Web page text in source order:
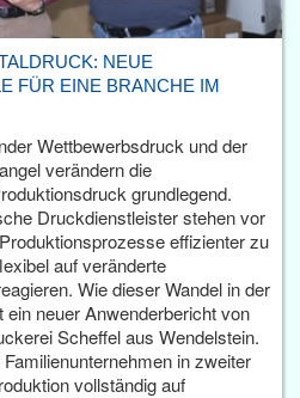
NEUE
FÜR EINE BRANCHE IM
Wettbewerbsdruck und der
verändern die
grundlegend.
Druckdienstleister stehen vor
effizienter zu
auf veränderte
Wie dieser Wandel in der
neuer Anwenderbericht von
Scheffel aus Wendelstein.
in zweiter
vollständig auf